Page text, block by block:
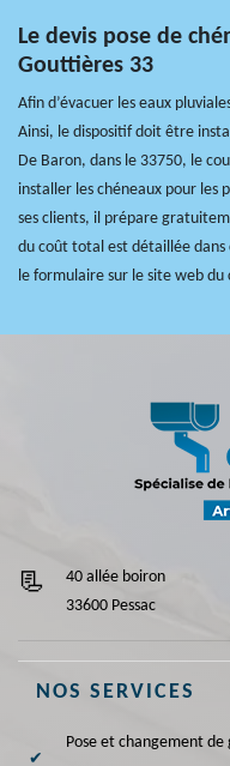
Le devis pose de
Gouttières 33
Afin d’évacuer les eaux
Ainsi, le dispositif doit être
De Baron, dans le 33750, le
installer les chéneaux pour les
ses clients, il prépare
du coût total est détaillée
le formulaire sur le site web
40 allée boiron
33600 Pessac
NOS SERVICES
Pose et changement